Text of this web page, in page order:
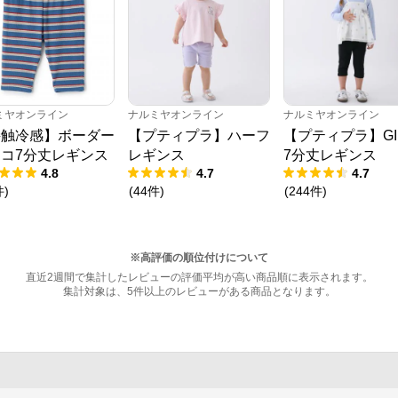
ヤオンライン
冷感】ボーダー
7分丈レギンス
4.8
)
ナルミヤオンライン
【プティプラ】ハーフ
レギンス
4.7
(44件)
ナルミヤオンライン
【プティプラ】
7分丈レギンス
4.7
(244件)
※高評価の順位付けについて
直近2週間で集計したレビューの評価平均が高い商品順に表示されます。
集計対象は、5件以上のレビューがある商品となります。